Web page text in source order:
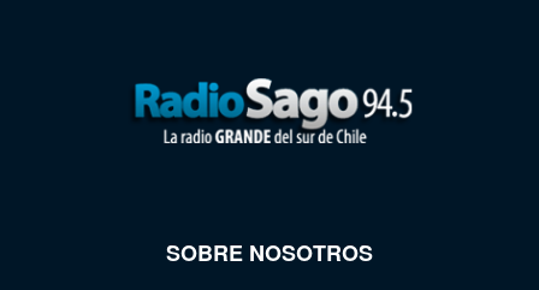
SOBRE NOSOTROS